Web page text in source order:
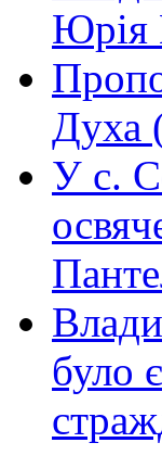
Юрія
Духа
У с.
було